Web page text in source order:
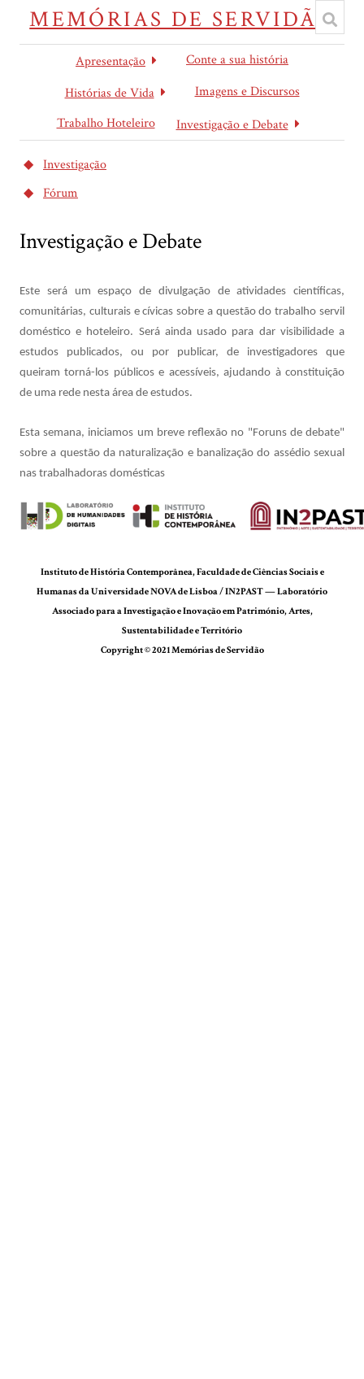
MEMÓRIAS DE SERVIDÃO
Apresentação
Conte a sua história
Histórias de Vida
Imagens e Discursos
Trabalho Hoteleiro
Investigação e Debate
Investigação
Fórum
Investigação e Debate
Este será um espaço de divulgação de atividades científicas,
comunitárias, culturais e cívicas sobre a questão do trabalho servil
doméstico e hoteleiro. Será ainda usado para dar visibilidade a
estudos publicados, ou por publicar, de investigadores que
queiram torná-los públicos e acessíveis, ajudando à constituição
de uma rede nesta área de estudos.
Esta semana, iniciamos um breve reflexão no "Foruns de debate"
sobre a questão da naturalização e banalização do assédio sexual
nas trabalhadoras domésticas
Instituto de História Contemporânea, Faculdade de Ciências Sociais e
Humanas da Universidade NOVA de Lisboa / IN2PAST — Laboratório
Associado para a Investigação e Inovação em Património, Artes,
Sustentabilidade e Território
Copyright © 2021 Memórias de Servidão